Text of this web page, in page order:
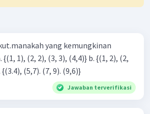
yang kemungkinan
4). (4,5)} c. {(2,7). (4,8). (6,9). (8,7)} d. {(3.4), (5,7). (7, 9). (9,6)}
Jawaban terverifikasi